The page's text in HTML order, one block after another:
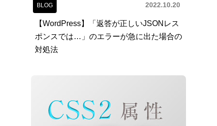
BLOG 2022.10.20
【WordPress】「返答が正しいJSONレス
ポンスでは…」のエラーが急に出た場合の
対処法